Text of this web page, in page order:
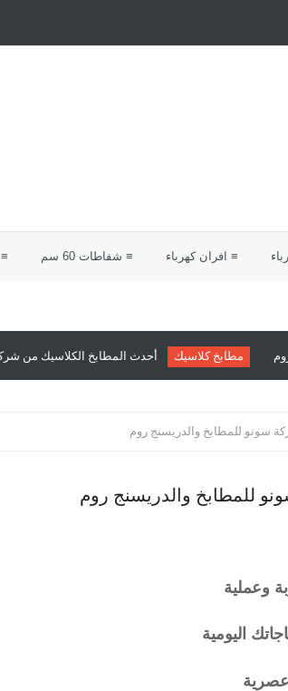
≡ افران كهرباء ≡ شفاطات 60 سم ≡
أحدث المطابخ الكلاسيك من شركة مارنكو للمطابخ
سونو للمطابخ والدريسنج روم
للمطابخ والدريسنج روم
اليومية